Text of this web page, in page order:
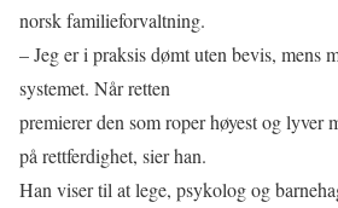
norsk familieforvaltning.
– Jeg er i praksis dømt uten bevis, mens
systemet. Når retten
premierer den som roper høyest og lyver
på rettferdighet, sier han.
Han viser til at lege, psykolog og